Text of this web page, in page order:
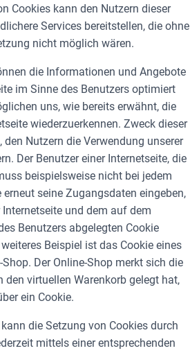
Cookies kann den Nutzern dieser
Services bereitstellen, die ohne
nicht möglich wären.
die Informationen und Angebote
im Sinne des Benutzers optimiert
uns, wie bereits erwähnt, die
wiederzuerkennen. Zweck dieser
den Nutzern die Verwendung unserer
Der Benutzer einer Internetseite, die
beispielsweise nicht bei jedem
erneut seine Zugangsdaten eingeben,
und dem auf dem
Benutzers abgelegten Cookie
Beispiel ist das Cookie eines
Der Online-Shop merkt sich die
den virtuellen Warenkorb gelegt hat,
ein Cookie.
die Setzung von Cookies durch
mittels einer entsprechenden